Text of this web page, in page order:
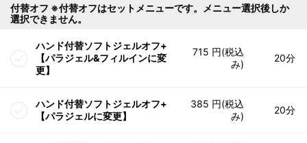
付替オフ ※付替オフはセットメニューです。メニュー選択後しか
選択できません。
ハンド付替ソフトジェルオフ+
【パラジェル&フィルインに変
更】
715 円(税込
み)
20分
ハンド付替ソフトジェルオフ+
【パラジェルに変更】
385 円(税込
み)
20分